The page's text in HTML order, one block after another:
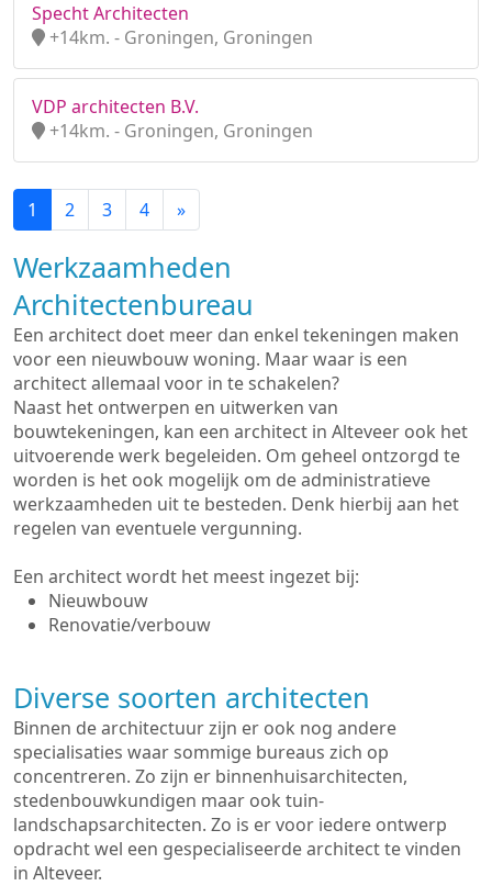
Specht Architecten
+14km. - Groningen, Groningen
VDP architecten B.V.
+14km. - Groningen, Groningen
1 2 3 4 »
Werkzaamheden
Architectenbureau
Een architect doet meer dan enkel tekeningen maken
voor een nieuwbouw woning. Maar waar is een
architect allemaal voor in te schakelen?
Naast het ontwerpen en uitwerken van
bouwtekeningen, kan een architect in Alteveer ook het
uitvoerende werk begeleiden. Om geheel ontzorgd te
worden is het ook mogelijk om de administratieve
werkzaamheden uit te besteden. Denk hierbij aan het
regelen van eventuele vergunning.
Een architect wordt het meest ingezet bij:
Nieuwbouw
Renovatie/verbouw
Diverse soorten architecten
Binnen de architectuur zijn er ook nog andere
specialisaties waar sommige bureaus zich op
concentreren. Zo zijn er binnenhuisarchitecten,
stedenbouwkundigen maar ook tuin-
landschapsarchitecten. Zo is er voor iedere ontwerp
opdracht wel een gespecialiseerde architect te vinden
in Alteveer.